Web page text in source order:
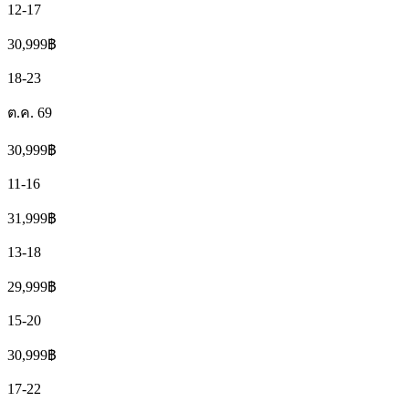
12-17
30,999฿
18-23
ต.ค. 69
30,999฿
11-16
31,999฿
13-18
29,999฿
15-20
30,999฿
17-22